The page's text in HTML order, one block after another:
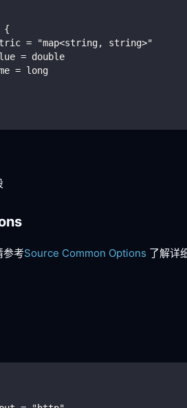
{
= "map<string, string>"
= double
= long
参考Source Common Options 了解详